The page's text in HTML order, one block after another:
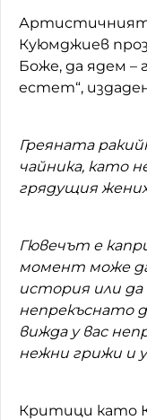
Артистичният
Куюмджиев
Боже, да ядем –
естет“,
Греяната
чайника, като
грядущия
Гювечът е
момент може
история или да
непрекъснато
вижда у вас
нежни грижи и
Критици като